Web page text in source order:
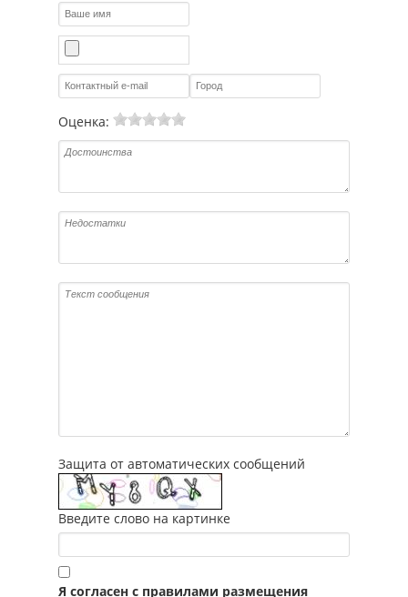
Оценка:
Защита от автоматических сообщений
Введите слово на картинке
Я согласен с правилами размещения